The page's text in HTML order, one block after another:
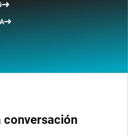
conversación